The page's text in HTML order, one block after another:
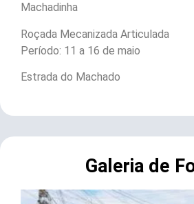
Machadinha
Roçada Mecanizada Articulada
Período: 11 a 16 de maio
Estrada do Machado
Galeria de